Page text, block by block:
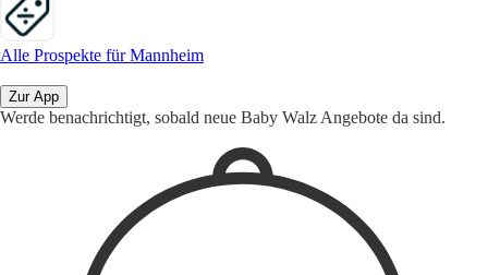
Alle Prospekte für Mannheim
Zur App
Werde benachrichtigt, sobald neue Baby Walz Angebote da sind.